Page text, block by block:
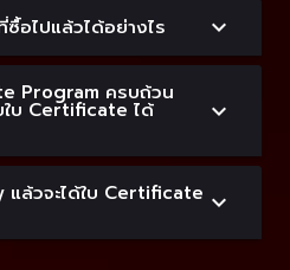
อไปแล้วได้อย่างไร
Program ครบถ้วน
แล้วจะได้ใบ Certificate